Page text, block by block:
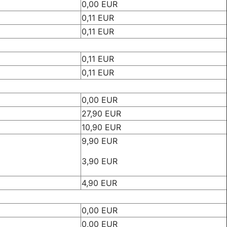
0,00 EUR
0,11 EUR
0,11 EUR
0,11 EUR
0,11 EUR
0,00 EUR
27,90 EUR
10,90 EUR
9,90 EUR
3,90 EUR
4,90 EUR
0,00 EUR
0,00 EUR